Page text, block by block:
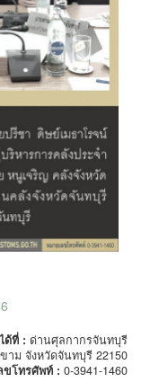
ด้ที่ : ด่านศุลกากรจันทบุรี
ม จังหวัดจันทบุรี 22150
ขโทรศัพท์ : 0-3941-1460